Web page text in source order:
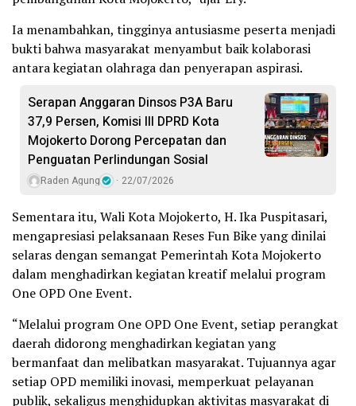
Ia menambahkan, tingginya antusiasme peserta menjadi
bukti bahwa masyarakat menyambut baik kolaborasi
antara kegiatan olahraga dan penyerapan aspirasi.
Serapan Anggaran Dinsos P3A Baru
37,9 Persen, Komisi III DPRD Kota
Mojokerto Dorong Percepatan dan
Penguatan Perlindungan Sosial
Raden Agung 22/07/2026
Sementara itu, Wali Kota Mojokerto, H. Ika Puspitasari,
mengapresiasi pelaksanaan Reses Fun Bike yang dinilai
selaras dengan semangat Pemerintah Kota Mojokerto
dalam menghadirkan kegiatan kreatif melalui program
One OPD One Event.
“Melalui program One OPD One Event, setiap perangkat
daerah didorong menghadirkan kegiatan yang
bermanfaat dan melibatkan masyarakat. Tujuannya agar
setiap OPD memiliki inovasi, memperkuat pelayanan
publik, sekaligus menghidupkan aktivitas masyarakat di